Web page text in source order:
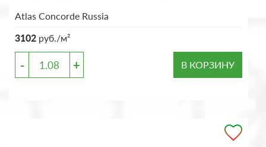
Atlas Concorde Russia
3102 руб./м²
- + В КОРЗИНУ